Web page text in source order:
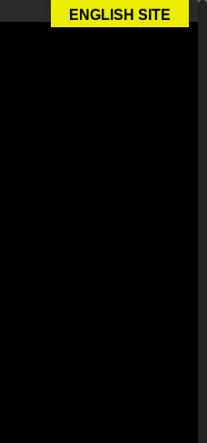
ENGLISH SITE